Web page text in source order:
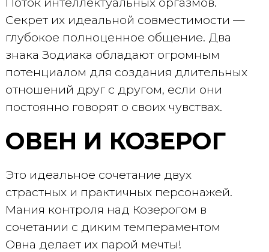
Секрет их идеальной совместимости —
глубокое полноценное общение. Два
знака Зодиака обладают огромным
потенциалом для создания длительных
отношений друг с другом, если они
постоянно говорят о своих чувствах.
ОВЕН И КОЗЕРОГ
Это идеальное сочетание двух
страстных и практичных персонажей.
Мания контроля над Козерогом в
сочетании с диким темпераментом
Овна делает их парой мечты!